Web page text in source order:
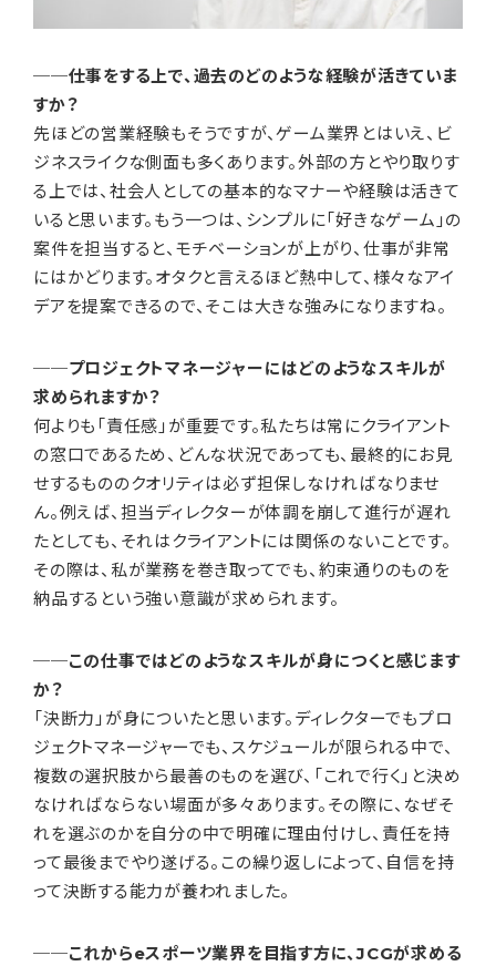
──仕事をする上で、過去のどのような経験が活きていま
すか？
先ほどの営業経験もそうですが、ゲーム業界とはいえ、ビ
ジネスライクな側面も多くあります。外部の方とやり取りす
る上では、社会人としての基本的なマナーや経験は活きて
いると思います。もう一つは、シンプルに「好きなゲーム」の
案件を担当すると、モチベーションが上がり、仕事が非常
にはかどります。オタクと言えるほど熱中して、様々なアイ
デアを提案できるので、そこは大きな強みになりますね。
──プロジェクトマネージャーにはどのようなスキルが
求められますか？
何よりも「責任感」が重要です。私たちは常にクライアント
の窓口であるため、どんな状況であっても、最終的にお見
せするもののクオリティは必ず担保しなければなりませ
ん。例えば、担当ディレクターが体調を崩して進行が遅れ
たとしても、それはクライアントには関係のないことです。
その際は、私が業務を巻き取ってでも、約束通りのものを
納品するという強い意識が求められます。
──この仕事ではどのようなスキルが身につくと感じます
か？
「決断力」が身についたと思います。ディレクターでもプロ
ジェクトマネージャーでも、スケジュールが限られる中で、
複数の選択肢から最善のものを選び、「これで行く」と決め
なければならない場面が多々あります。その際に、なぜそ
れを選ぶのかを自分の中で明確に理由付けし、責任を持
って最後までやり遂げる。この繰り返しによって、自信を持
って決断する能力が養われました。
──これからeスポーツ業界を目指す方に、JCGが求める